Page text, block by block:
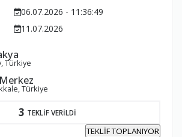
06.07.2026 - 11:36:49
11.07.2026
Türkiye
Türkiye
3 TEKLİF VERİLDİ
TEKLİF TOPLANIYOR